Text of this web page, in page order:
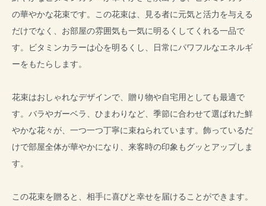
の華やかな花束です。この花束は、見る者に元気と活力を与える
だけでなく、お部屋の雰囲気も一気に明るくしてくれる一品で
す。ビタミンカラーは心を明るくし、日常にパワフルなエネルギ
ーをもたらします。
花束はおしゃれなデザインで、贈り物や自宅用としても最適で
す。バラやガーベラ、ひまわりなど、季節に合わせて選ばれた鮮
やかな花々が、一つ一つ丁寧に束ねられています。飾っているだ
けで部屋全体が華やかになり、来客時の印象もグッとアップしま
す。
この花束を贈ると、相手に喜びと幸せを届けることができます。